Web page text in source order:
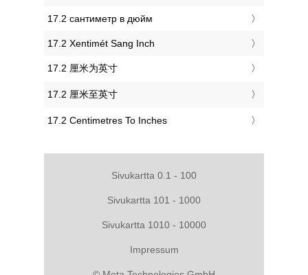
‎17.2 сантиметр в дюйм
‎17.2 Xentimét Sang Inch
‎17.2 厘米为英寸
‎17.2 厘米至英寸
‎17.2 Centimetres To Inches
Sivukartta 0.1 - 100
Sivukartta 101 - 1000
Sivukartta 1010 - 10000
Impressum